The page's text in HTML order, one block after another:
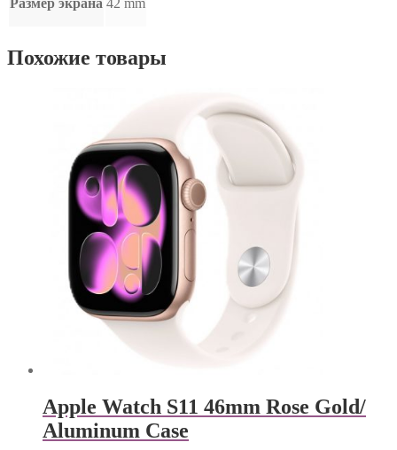
Похожие товары
Apple Watch S11 46mm Rose Gold/
Aluminum Case